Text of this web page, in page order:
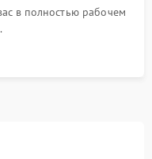
в полностью рабочем